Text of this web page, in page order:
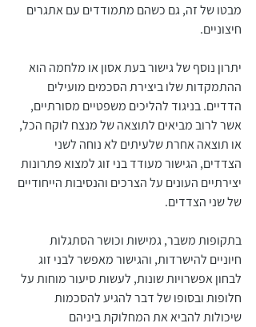
מבטו של זה, גם כשהם מתמודדים עם אתגרים
חיצוניים.
יתרון נוסף של גישור בעת אסון או מלחמה הוא
ההתמקדות שלו ביצירת הסכמים מועילים
הדדיים. בניגוד להליכים משפטיים מסורתיים,
אשר לרוב מביאים לתוצאה של מנצח לוקח הכל,
או תוצאה אחרת שלעיתים לא נוחה לשני
הצדדים, הגישור מעודד בני זוג למצוא פתרונות
יצירתיים העונים על הצרכים והנסיבות הייחודיים
של שני הצדדים.
בתקופות משבר, גמישות וכושר הסתגלות
חיוניים להישרדות, והגישור מאפשר לבני זוג
לבחון אפשרויות שונות, לעשות סיעור מוחות על
חלופות ובסופו של דבר להגיע להסכמות
שיכולות להביא את המחלוקת ביניהם